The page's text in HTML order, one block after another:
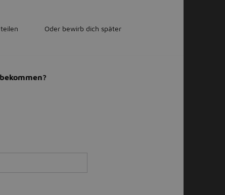
Oder bewirb dich später